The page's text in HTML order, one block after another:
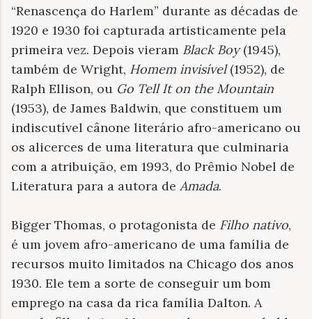
“Renascença do Harlem” durante as décadas de
1920 e 1930 foi capturada artisticamente pela
primeira vez. Depois vieram Black Boy(1945),
também de Wright, Homem invisível(1952), de
Ralph Ellison, ou Go Tell It on the Mountain
(1953), de James Baldwin, que constituem um
indiscutível cânone literário afro-americano ou
os alicerces de uma literatura que culminaria
com a atribuição, em 1993, do Prêmio Nobel de
Literatura para a autora de Amada.
Bigger Thomas, o protagonista de Filho nativo,
é um jovem afro-americano de uma família de
recursos muito limitados na Chicago dos anos
1930. Ele tem a sorte de conseguir um bom
emprego na casa da rica família Dalton. A